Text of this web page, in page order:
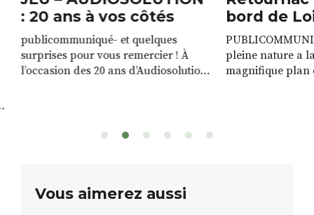
: 20 ans à vos côtés
publicommuniqué- et quelques
surprises pour vous remercier ! À
l’occasion des 20 ans d’Audiosolution,
sont à gagner, sélectionnés auprès
12h à […]
bord de
pleine nature a
magnifique plan
Vous aimerez aussi